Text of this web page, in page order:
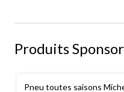
Produits
Pneu toutes saisons